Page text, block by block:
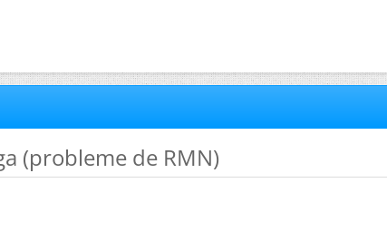
(probleme de RMN)